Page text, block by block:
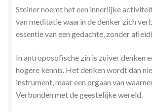
Steiner noemt het een innerlijke
van meditatie waarin de denker zich
essentie van een gedachte, zonder
In antroposofische zin is zuiver denken
hogere kennis. Het denken wordt dan
instrument, maar een orgaan van
Verbonden met de geestelijke wereld.